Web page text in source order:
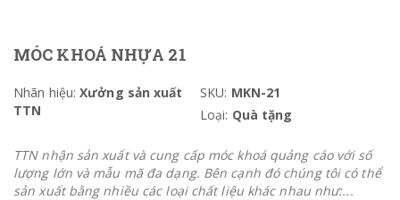
MÓC KHOÁ NHỰA 21
Nhãn hiệu: Xưởng sản xuất
TTN
SKU: MKN-21
Loại: Quà tặng
TTN nhận sản xuất và cung cấp móc khoá quảng cáo với số
lượng lớn và mẫu mã đa dạng. Bên cạnh đó chúng tôi có thể
sản xuất bằng nhiều các loại chất liệu khác nhau như:...